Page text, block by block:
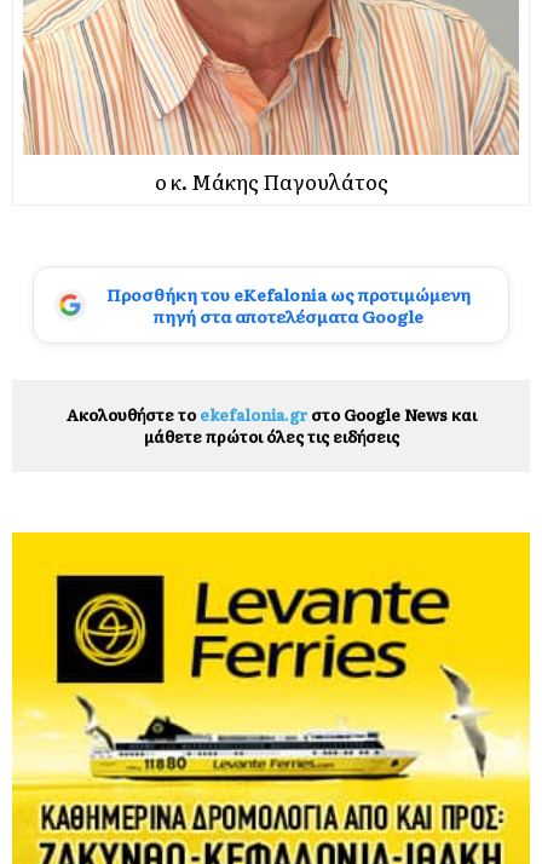
ο κ. Μάκης Παγουλάτος
Προσθήκη του eKefalonia ως προτιμώμενη
πηγή στα αποτελέσματα Google
Ακολουθήστε το ekefalonia.grστο Google News και
μάθετε πρώτοι όλες τις ειδήσεις